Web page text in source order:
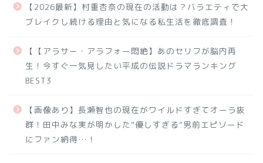
【2026最新】村重杏奈の現在の活動は？バラエティで大
ブレイクし続ける理由と気になる私生活を徹底調査！
【【アラサー・アラフォー悶絶】あのセリフが脳内再
生！今すぐ一気見したい平成の伝説ドラマランキング
BEST3
【画像あり】長瀬智也の現在がワイルドすぎてオーラ抜
群！田中みな実が明かした“優しすぎる”男前エピソード
にファン納得…！